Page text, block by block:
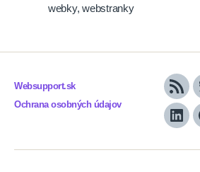
webky,webstranky
Websupport.sk
Ochrana osobných údajov